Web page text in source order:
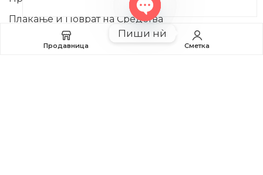
Плаќање и Поврат на Средства
Продавница Сметка
Пиши нѝ
Open
chaty